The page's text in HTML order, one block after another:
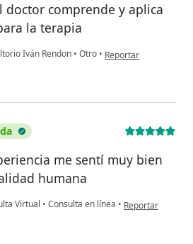
doctor comprende y aplica
la terapia
Iván Rendon • Otro • en opinión del
Reportar
me sentí muy bien
humana
Virtual • Consulta en línea • en opinión del
Reportar